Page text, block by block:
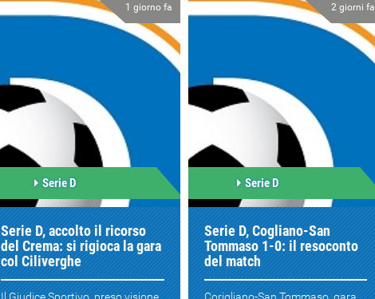
1 giorno fa
Serie D
Serie D, accolto il ricorso
del Crema: si rigioca la gara
col Ciliverghe
2 giorni fa
Serie D
Serie D, Cogliano-San
Tommaso 1-0: il resoconto
del match